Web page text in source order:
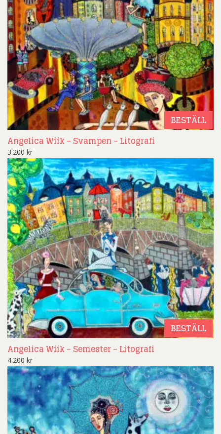
BESTÄLL
Angelica Wiik – Svampen – Litografi
3.200 kr
BESTÄLL
Angelica Wiik – Semester – Litografi
4.200 kr